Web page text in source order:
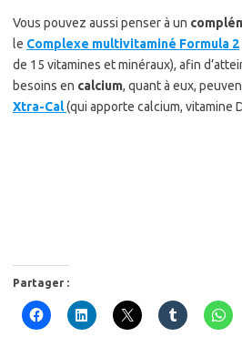
Vous pouvez aussi penser à un
le Complexe multivitaminé Formula 2
de 15 vitamines et minéraux), afin
besoins en calcium, quant à eux,
Xtra-Cal(qui apporte calcium, vitamine
Partager :